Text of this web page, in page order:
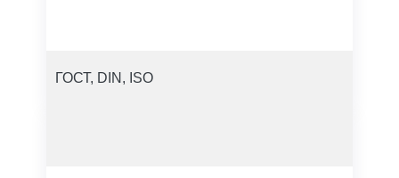
ГОСТ, DIN, ISO